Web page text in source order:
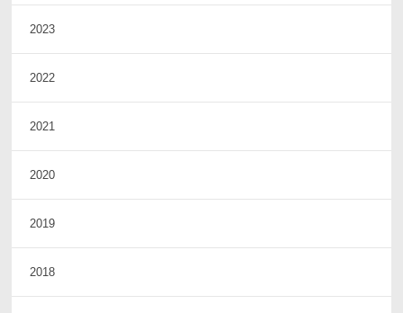
2023
2022
2021
2020
2019
2018